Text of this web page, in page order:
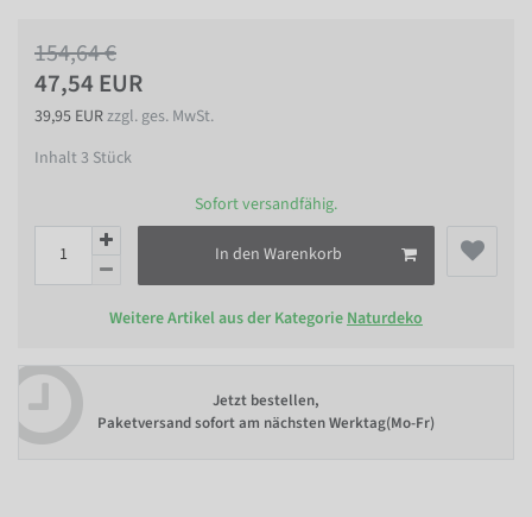
154,64 €
47,54 EUR
39,95 EURzzgl. ges. MwSt.
Inhalt3 Stück
Sofort versandfähig.
In den Warenkorb
Weitere Artikel aus der Kategorie Naturdeko
Jetzt bestellen,
Paketversand sofort am nächsten Werktag(Mo-Fr)